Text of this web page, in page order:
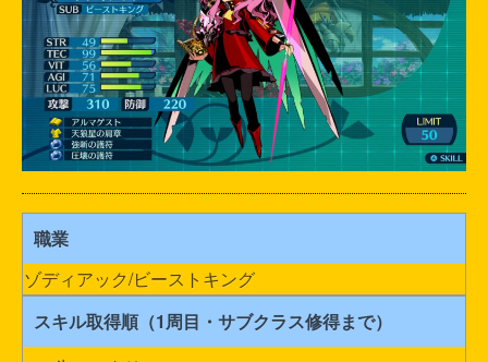
職業
ゾディアック/ビーストキング
スキル取得順（1周目・サブクラス修得まで）